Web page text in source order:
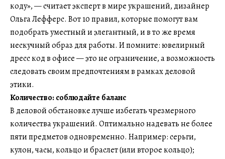
коду», — считает эксперт в мире украшений, дизайнер
Ольга Лефферс. Вот 10 правил, которые помогут вам
подобрать уместный и элегантный, и в то же время
нескучный образ для работы. И помните: ювелирный
дресс код в офисе — это не ограничение, а возможность
следовать своим предпочтениям в рамках деловой
этики.
Количество: соблюдайте баланс
В деловой обстановке лучше избегать чрезмерного
количества украшений. Оптимально надевать не более
пяти предметов одновременно. Например: серьги,
кулон, часы, кольцо и браслет (или второе кольцо);